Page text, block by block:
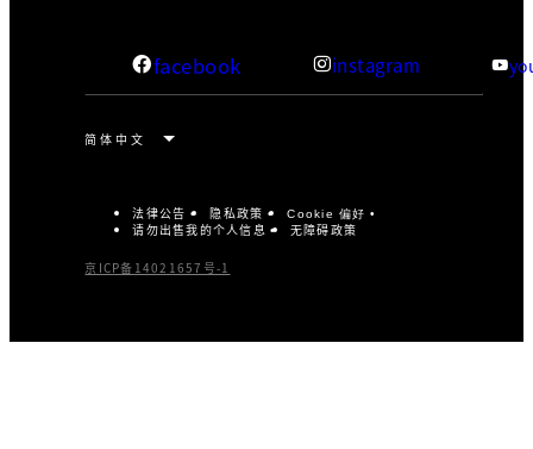
facebook instagram
法律公告 隐私政策 Cookie 偏好
请勿出售我的个人信息 无障碍政策
京ICP备14021657号-1